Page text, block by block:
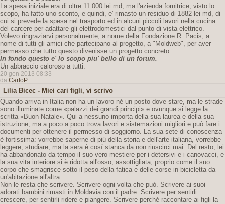
La spesa iniziale era di oltre 11.000 lei md, ma l'azienda fornitrice, visto lo
scopo, ha fatto uno sconto, e quindi, e' rimasto un residuo di 1882 lei md, di
cui si prevede la spesa nel trasporto ed in alcuni piccoli lavori nella cucina
del carcere per adattare gli elettrodomestici dal punto di vista elettrico.
Volevo ringraziarvi personalmente, a nome della Fondazione R. Pacis, a
nome di tutti gli amici che partecipano al progetto, a "Moldweb", per aver
permesso che tutto questo divenisse un progetto concreto.
In fondo questo e' lo scopo piu' bello di un forum.
Un abbraccio caloroso a tutti.
20 gen 2013 08:33
da CarloP
Lilia Bicec - Miei cari figli, vi scrivo
Quando arriva in Italia non ha un lavoro né un posto dove stare, ma le strade
sono illuminate come «palazzi dei grandi principi» e ovunque si legge la
scritta «Buon Natale». Qui a nessuno importa della sua laurea e della sua
istruzione, ma a poco a poco trova lavori e sistemazioni migliori e può fare i
documenti per ottenere il permesso di soggiorno. La sua sete di conoscenza
è fortissima: vorrebbe saperne di piú della storia e dell'arte italiana, vorrebbe
leggere, studiare, ma la sera è cosí stanca da non riuscirci mai. Del resto, lei
ha abbandonato da tempo il suo vero mestiere per i detersivi e i canovacci, e
la sua vita interiore si è ridotta all'osso, assottigliata, proprio come il suo
corpo che smagrisce sotto il peso della fatica e delle corse in bicicletta da
un'abitazione all'altra.
Non le resta che scrivere. Scrivere ogni volta che può. Scrivere ai suoi
adorati bambini rimasti in Moldavia con il padre. Scrivere per sentirli
crescere, per sentirli ridere e piangere. Scrivere perché raccontare ai figli la